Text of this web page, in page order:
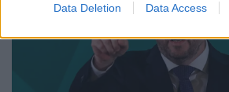
Data Deletion Data Access